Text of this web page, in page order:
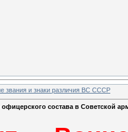
звания и знаки различия ВС СССР
состава в Советской